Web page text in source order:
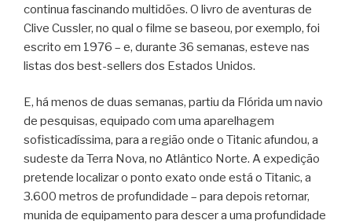
continua fascinando multidões. O livro de aventuras de
Clive Cussler, no qual o filme se baseou, por exemplo, foi
escrito em 1976 – e, durante 36 semanas, esteve nas
listas dos best-sellers dos Estados Unidos.
E, há menos de duas semanas, partiu da Flórida um navio
de pesquisas, equipado com uma aparelhagem
sofisticadíssima, para a região onde o Titanic afundou, a
sudeste da Terra Nova, no Atlântico Norte. A expedição
pretende localizar o ponto exato onde está o Titanic, a
3.600 metros de profundidade – para depois retornar,
munida de equipamento para descer a uma profundidade